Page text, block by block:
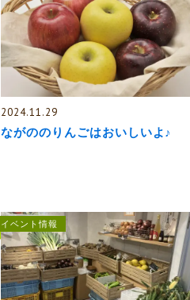
2024.11.29
ながののりんごはおいしいよ♪
イベント情報